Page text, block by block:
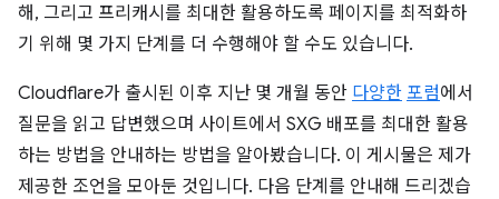
해, 그리고 프리캐시를 최대한 활용하도록 페이지를 최적화하
기 위해 몇 가지 단계를 더 수행해야 할 수도 있습니다.
Cloudflare가 출시된 이후 지난 몇 개월 동안 다양한 포럼에서
질문을 읽고 답변했으며 사이트에서 SXG 배포를 최대한 활용
하는 방법을 안내하는 방법을 알아봤습니다. 이 게시물은 제가
제공한 조언을 모아둔 것입니다. 다음 단계를 안내해 드리겠습